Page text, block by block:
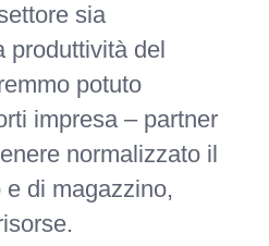
sia
produttività del
potuto
impresa – partner
normalizzato il
di magazzino,